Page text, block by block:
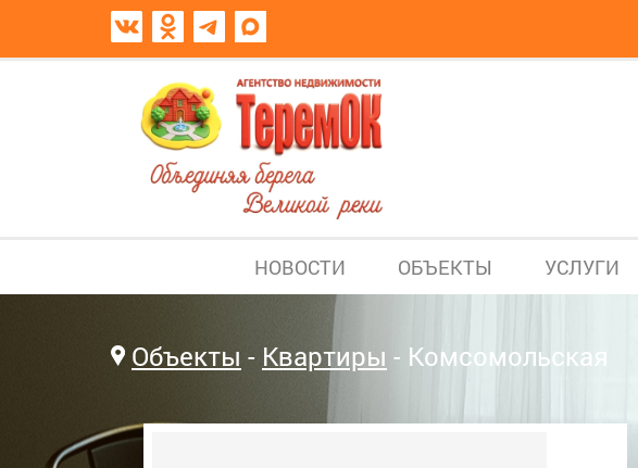
НОВОСТИ ОБЪЕКТЫ УСЛУГИ
Объекты Квартиры Комсомольская